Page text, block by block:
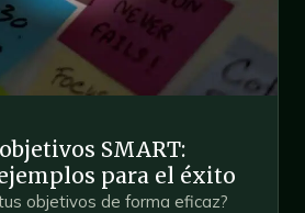
SMART:
para el éxito
objetivos de forma eficaz?